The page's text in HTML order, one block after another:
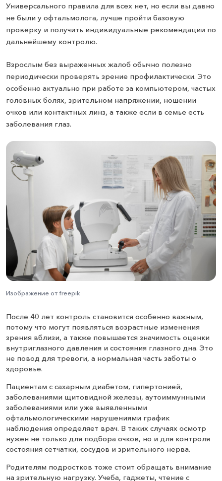
Универсального правила для всех нет, но если вы давно
не были у офтальмолога, лучше пройти базовую
проверку и получить индивидуальные рекомендации по
дальнейшему контролю.
Взрослым без выраженных жалоб обычно полезно
периодически проверять зрение профилактически. Это
особенно актуально при работе за компьютером, частых
головных болях, зрительном напряжении, ношении
очков или контактных линз, а также если в семье есть
заболевания глаз.
Изображение от freepik
После 40 лет контроль становится особенно важным,
потому что могут появляться возрастные изменения
зрения вблизи, а также повышается значимость оценки
внутриглазного давления и состояния глазного дна. Это
не повод для тревоги, а нормальная часть заботы о
здоровье.
Пациентам с сахарным диабетом, гипертонией,
заболеваниями щитовидной железы, аутоиммунными
заболеваниями или уже выявленными
офтальмологическими нарушениями график
наблюдения определяет врач. В таких случаях осмотр
нужен не только для подбора очков, но и для контроля
состояния сетчатки, сосудов и зрительного нерва.
Родителям подростков тоже стоит обращать внимание
на зрительную нагрузку. Учеба, гаджеты, чтение с